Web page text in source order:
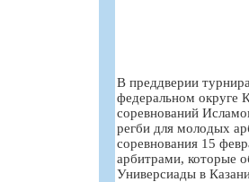
В преддверии
федеральном округе
соревнований
регби для молодых
соревнования 15
арбитрами, которые
Универсиады в